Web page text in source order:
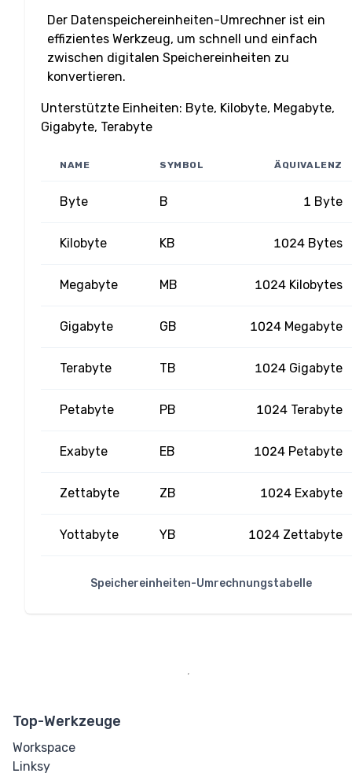
Der Datenspeichereinheiten-Umrechner ist ein
effizientes Werkzeug, um schnell und einfach
zwischen digitalen Speichereinheiten zu
konvertieren.
Unterstützte Einheiten: Byte, Kilobyte, Megabyte,
Gigabyte, Terabyte
Speichereinheiten-Umrechnungstabelle
NAME SYMBOL ÄQUIVALENZ
Byte B 1 Byte
Kilobyte KB 1024 Bytes
Megabyte MB 1024 Kilobytes
Gigabyte GB 1024 Megabyte
Terabyte TB 1024 Gigabyte
Petabyte PB 1024 Terabyte
Exabyte EB 1024 Petabyte
Zettabyte ZB 1024 Exabyte
Yottabyte YB 1024 Zettabyte
Top-Werkzeuge
Workspace
Linksy